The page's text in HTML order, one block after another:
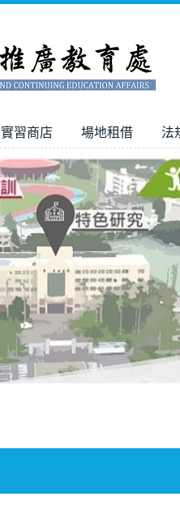
實習商店 場地租借 法